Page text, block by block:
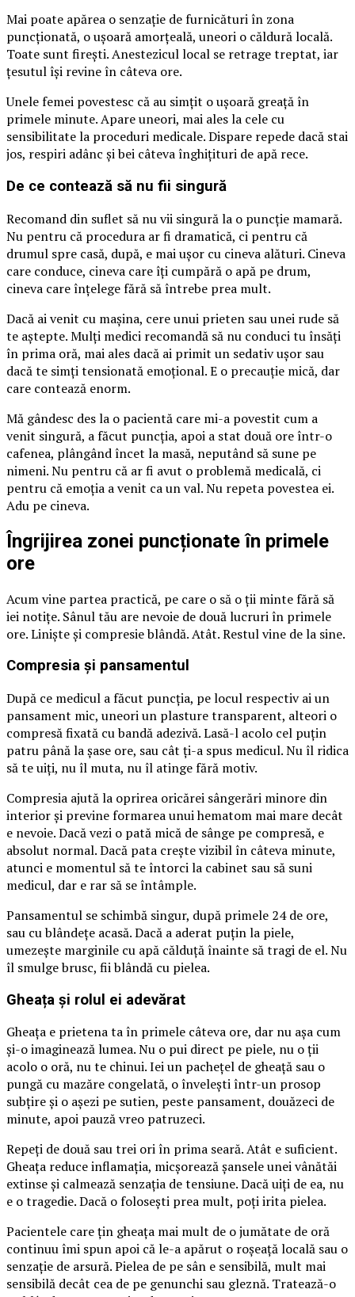
Mai poate apărea o senzație de furnicături în zona
puncționată, o ușoară amorțeală, uneori o căldură locală.
Toate sunt firești. Anestezicul local se retrage treptat, iar
țesutul își revine în câteva ore.
Unele femei povestesc că au simțit o ușoară greață în
primele minute. Apare uneori, mai ales la cele cu
sensibilitate la proceduri medicale. Dispare repede dacă stai
jos, respiri adânc și bei câteva înghițituri de apă rece.
De ce contează să nu fii singură
Recomand din suflet să nu vii singură la o puncție mamară.
Nu pentru că procedura ar fi dramatică, ci pentru că
drumul spre casă, după, e mai ușor cu cineva alături. Cineva
care conduce, cineva care îți cumpără o apă pe drum,
cineva care înțelege fără să întrebe prea mult.
Dacă ai venit cu mașina, cere unui prieten sau unei rude să
te aștepte. Mulți medici recomandă să nu conduci tu însăți
în prima oră, mai ales dacă ai primit un sedativ ușor sau
dacă te simți tensionată emoțional. E o precauție mică, dar
care contează enorm.
Mă gândesc des la o pacientă care mi-a povestit cum a
venit singură, a făcut puncția, apoi a stat două ore într-o
cafenea, plângând încet la masă, neputând să sune pe
nimeni. Nu pentru că ar fi avut o problemă medicală, ci
pentru că emoția a venit ca un val. Nu repeta povestea ei.
Adu pe cineva.
Îngrijirea zonei puncționate în primele
ore
Acum vine partea practică, pe care o să o ții minte fără să
iei notițe. Sânul tău are nevoie de două lucruri în primele
ore. Liniște și compresie blândă. Atât. Restul vine de la sine.
Compresia și pansamentul
După ce medicul a făcut puncția, pe locul respectiv ai un
pansament mic, uneori un plasture transparent, alteori o
compresă fixată cu bandă adezivă. Lasă-l acolo cel puțin
patru până la șase ore, sau cât ți-a spus medicul. Nu îl ridica
să te uiți, nu îl muta, nu îl atinge fără motiv.
Compresia ajută la oprirea oricărei sângerări minore din
interior și previne formarea unui hematom mai mare decât
e nevoie. Dacă vezi o pată mică de sânge pe compresă, e
absolut normal. Dacă pata crește vizibil în câteva minute,
atunci e momentul să te întorci la cabinet sau să suni
medicul, dar e rar să se întâmple.
Pansamentul se schimbă singur, după primele 24 de ore,
sau cu blândețe acasă. Dacă a aderat puțin la piele,
umezește marginile cu apă călduță înainte să tragi de el. Nu
îl smulge brusc, fii blândă cu pielea.
Gheața și rolul ei adevărat
Gheața e prietena ta în primele câteva ore, dar nu așa cum
și-o imaginează lumea. Nu o pui direct pe piele, nu o ții
acolo o oră, nu te chinui. Iei un pachețel de gheață sau o
pungă cu mazăre congelată, o învelești într-un prosop
subțire și o așezi pe sutien, peste pansament, douăzeci de
minute, apoi pauză vreo patruzeci.
Repeți de două sau trei ori în prima seară. Atât e suficient.
Gheața reduce inflamația, micșorează șansele unei vânătăi
extinse și calmează senzația de tensiune. Dacă uiți de ea, nu
e o tragedie. Dacă o folosești prea mult, poți irita pielea.
Pacientele care țin gheața mai mult de o jumătate de oră
continuu îmi spun apoi că le-a apărut o roșeață locală sau o
senzație de arsură. Pielea de pe sân e sensibilă, mult mai
sensibilă decât cea de pe genunchi sau gleznă. Tratează-o